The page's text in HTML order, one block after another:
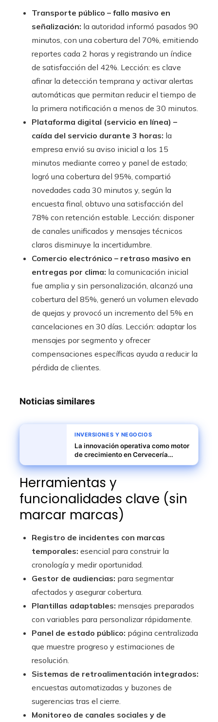
Transporte público – fallo masivo en
señalización: la autoridad informó pasados 90
minutos, con una cobertura del 70%, emitiendo
reportes cada 2 horas y registrando un índice
de satisfacción del 42%. Lección: es clave
afinar la detección temprana y activar alertas
automáticas que permitan reducir el tiempo de
la primera notificación a menos de 30 minutos.
Plataforma digital (servicio en línea) –
caída del servicio durante 3 horas: la
empresa envió su aviso inicial a los 15
minutos mediante correo y panel de estado;
logró una cobertura del 95%, compartió
novedades cada 30 minutos y, según la
encuesta final, obtuvo una satisfacción del
78% con retención estable. Lección: disponer
de canales unificados y mensajes técnicos
claros disminuye la incertidumbre.
Comercio electrónico – retraso masivo en
entregas por clima: la comunicación inicial
fue amplia y sin personalización, alcanzó una
cobertura del 85%, generó un volumen elevado
de quejas y provocó un incremento del 5% en
cancelaciones en 30 días. Lección: adaptar los
mensajes por segmento y ofrecer
compensaciones específicas ayuda a reducir la
pérdida de clientes.
Noticias similares
INVERSIONES Y NEGOCIOS
La innovación operativa como motor
de crecimiento en Cervecería
Boliviana Nacional
Herramientas y
funcionalidades clave (sin
marcar marcas)
Registro de incidentes con marcas
temporales: esencial para construir la
cronología y medir oportunidad.
Gestor de audiencias: para segmentar
afectados y asegurar cobertura.
Plantillas adaptables: mensajes preparados
con variables para personalizar rápidamente.
Panel de estado público: página centralizada
que muestre progreso y estimaciones de
resolución.
Sistemas de retroalimentación integrados:
encuestas automatizadas y buzones de
sugerencias tras el cierre.
Monitoreo de canales sociales y de